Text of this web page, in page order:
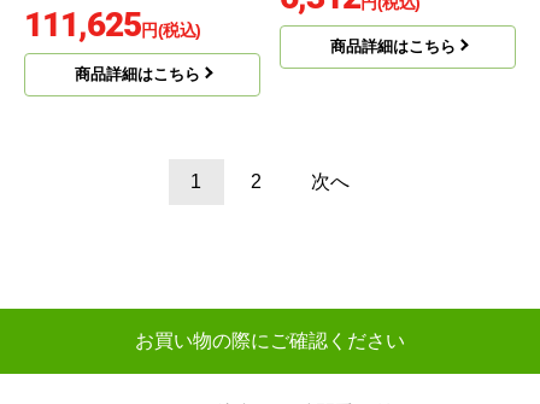
TOTO
商品コード
：TYB4013GCN-KJ
器 TYB4013GCN 工事
三菱電機
商品コード：P-143SW5-T
P-143SW5-T
6,312